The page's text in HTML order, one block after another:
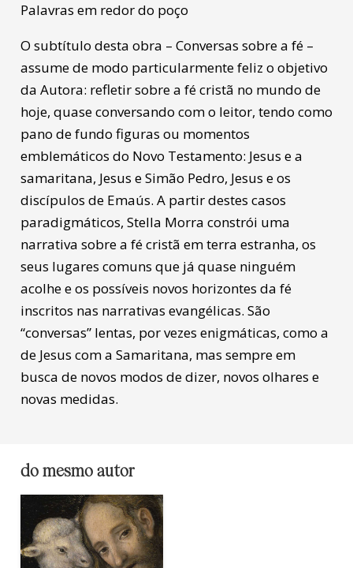
Palavras em redor do poço
O subtítulo desta obra – Conversas sobre a fé –
assume de modo particularmente feliz o objetivo
da Autora: refletir sobre a fé cristã no mundo de
hoje, quase conversando com o leitor, tendo como
pano de fundo figuras ou momentos
emblemáticos do Novo Testamento: Jesus e a
samaritana, Jesus e Simão Pedro, Jesus e os
discípulos de Emaús. A partir destes casos
paradigmáticos, Stella Morra constrói uma
narrativa sobre a fé cristã em terra estranha, os
seus lugares comuns que já quase ninguém
acolhe e os possíveis novos horizontes da fé
inscritos nas narrativas evangélicas. São
“conversas” lentas, por vezes enigmáticas, como a
de Jesus com a Samaritana, mas sempre em
busca de novos modos de dizer, novos olhares e
novas medidas.
do mesmo autor